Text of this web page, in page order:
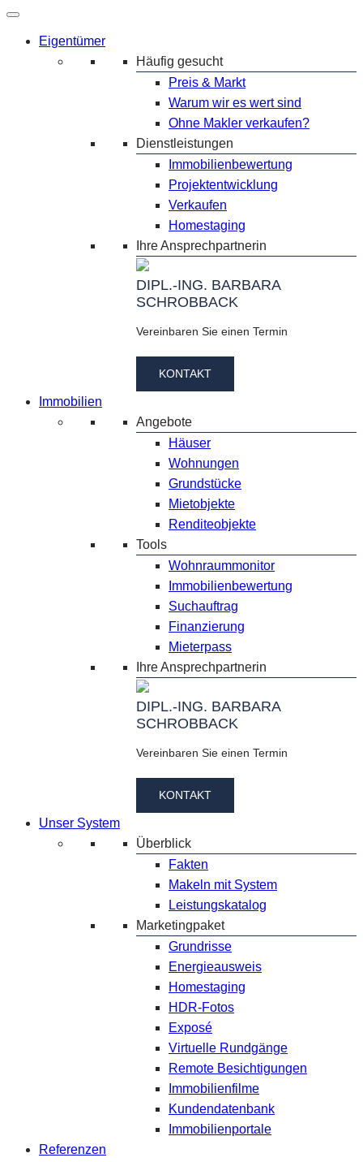
Eigentümer
Häufig gesucht
Preis & Markt
Warum wir es wert sind
Ohne Makler verkaufen?
Dienstleistungen
Immobilienbewertung
Projektentwicklung
Verkaufen
Homestaging
Ihre Ansprechpartnerin
DIPL.-ING. BARBARA
SCHROBBACK
Vereinbaren Sie einen Termin
KONTAKT
Immobilien
Angebote
Häuser
Wohnungen
Grundstücke
Mietobjekte
Renditeobjekte
Tools
Wohnraummonitor
Immobilienbewertung
Suchauftrag
Finanzierung
Mieterpass
Ihre Ansprechpartnerin
DIPL.-ING. BARBARA
SCHROBBACK
Vereinbaren Sie einen Termin
KONTAKT
Unser System
Überblick
Fakten
Makeln mit System
Leistungskatalog
Marketingpaket
Grundrisse
Energieausweis
Homestaging
HDR-Fotos
Exposé
Virtuelle Rundgänge
Remote Besichtigungen
Immobilienfilme
Kundendatenbank
Immobilienportale
Referenzen